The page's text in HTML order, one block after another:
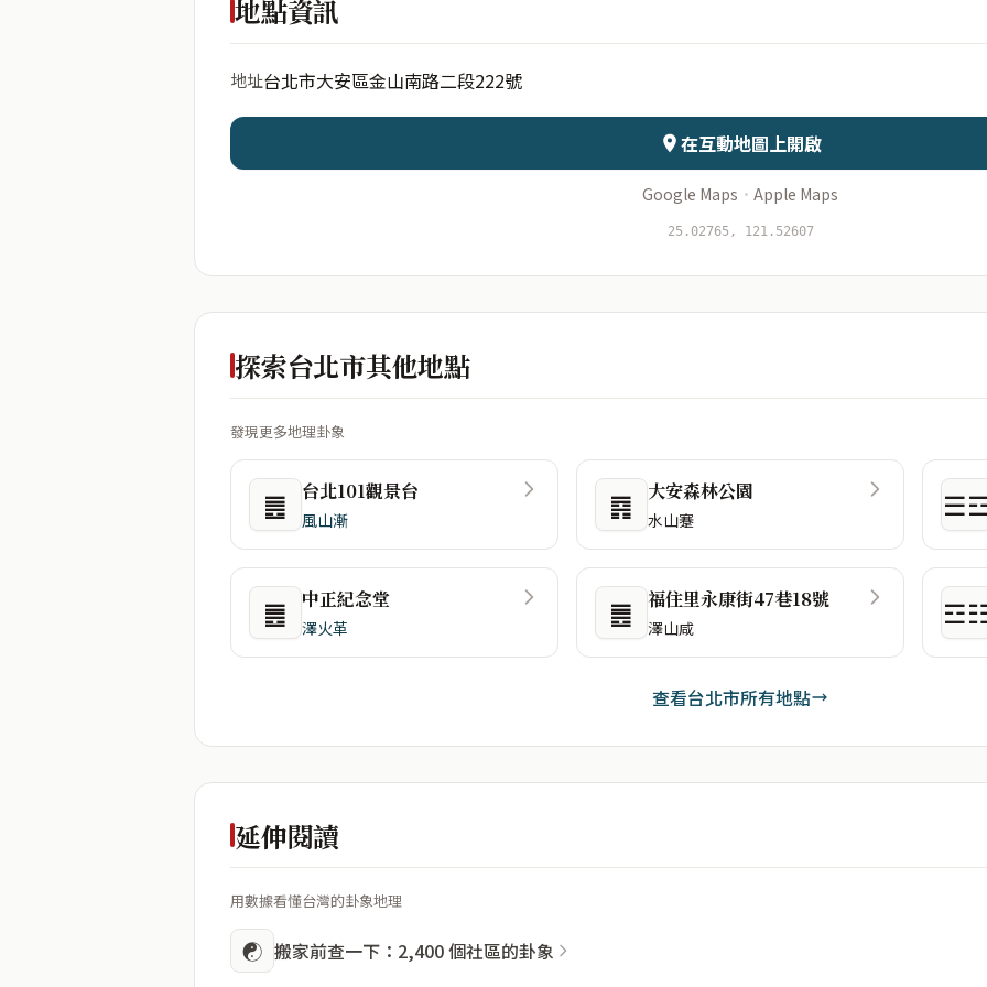
地點資訊
地址台北市大安區金山南路二段222號
在互動地圖上開啟
Google Maps · Apple Maps
25.02765, 121.52607
探索台北市其他地點
發現更多地理卦象
䷌ 台北101觀景台
風山漸 ䷴ 大安森林公園
水山蹇
䷌ 中正紀念堂
澤火革 ䷌ 福住里永康街47巷18號
澤山咸
查看台北市所有地點
延伸閱讀
用數據看懂台灣的卦象地理
☯ 搬家前查一下：2,400 個社區的卦象